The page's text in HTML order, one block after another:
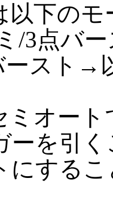
下のモ
/3点バ
ースト→
オート
ーを引
にする